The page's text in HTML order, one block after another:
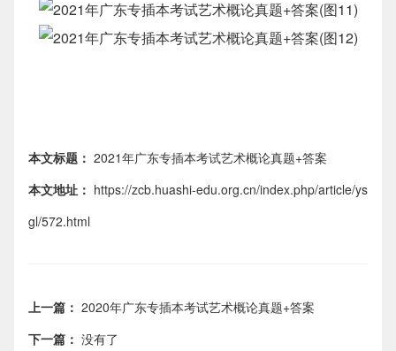
本文标题： 2021年广东专插本考试艺术概论真题+答案
本文地址： https://zcb.huashi-edu.org.cn/index.php/article/ys
gl/572.html
上一篇： 2020年广东专插本考试艺术概论真题+答案
下一篇： 没有了